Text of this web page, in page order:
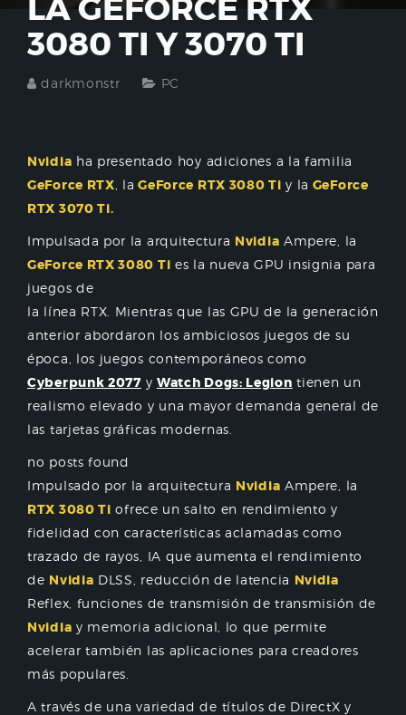
LA GEFORCE RTX
3080 TI Y 3070 TI
darkmonstr PC
Nvidia ha presentado hoy adiciones a la familia
GeForce RTX , la GeForce RTX 3080 Ti y la GeForce
RTX 3070 Ti.
Impulsada por la arquitectura Nvidia Ampere, la
GeForce RTX 3080 Ti es la nueva GPU insignia para
juegos de
la línea RTX. Mientras que las GPU de la generación
anterior abordaron los ambiciosos juegos de su
época, los juegos contemporáneos como
Cyberpunk 2077 y Watch Dogs: Legion tienen un
realismo elevado y una mayor demanda general de
las tarjetas gráficas modernas.
no posts found
Impulsado por la arquitectura Nvidia Ampere, la
RTX 3080 Ti ofrece un salto en rendimiento y
fidelidad con características aclamadas como
trazado de rayos, IA que aumenta el rendimiento
de Nvidia DLSS, reducción de latencia Nvidia
Reflex, funciones de transmisión de transmisión de
Nvidia y memoria adicional, lo que permite
acelerar también las aplicaciones para creadores
más populares.
A través de una variedad de títulos de DirectX y